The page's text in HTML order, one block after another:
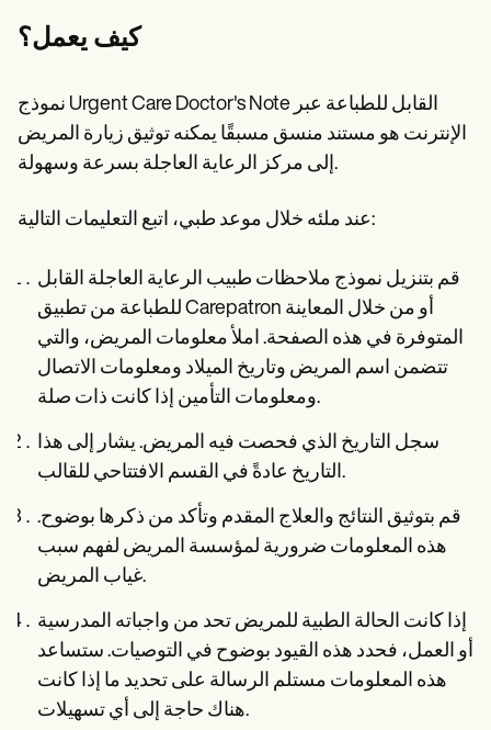
كيف يعمل؟
نموذج Urgent Care Doctor's Note القابل للطباعة عبر
الإنترنت هو مستند منسق مسبقًا يمكنه توثيق زيارة المريض
إلى مركز الرعاية العاجلة بسرعة وسهولة.
عند ملئه خلال موعد طبي، اتبع التعليمات التالية:
قم بتنزيل نموذج ملاحظات طبيب الرعاية العاجلة القابل
للطباعة من تطبيق Carepatron أو من خلال المعاينة
المتوفرة في هذه الصفحة. املأ معلومات المريض، والتي
تتضمن اسم المريض وتاريخ الميلاد ومعلومات الاتصال
ومعلومات التأمين إذا كانت ذات صلة.
سجل التاريخ الذي فحصت فيه المريض. يشار إلى هذا
التاريخ عادةً في القسم الافتتاحي للقالب.
قم بتوثيق النتائج والعلاج المقدم وتأكد من ذكرها بوضوح.
هذه المعلومات ضرورية لمؤسسة المريض لفهم سبب
غياب المريض.
إذا كانت الحالة الطبية للمريض تحد من واجباته المدرسية
أو العمل، فحدد هذه القيود بوضوح في التوصيات. ستساعد
هذه المعلومات مستلم الرسالة على تحديد ما إذا كانت
هناك حاجة إلى أي تسهيلات.